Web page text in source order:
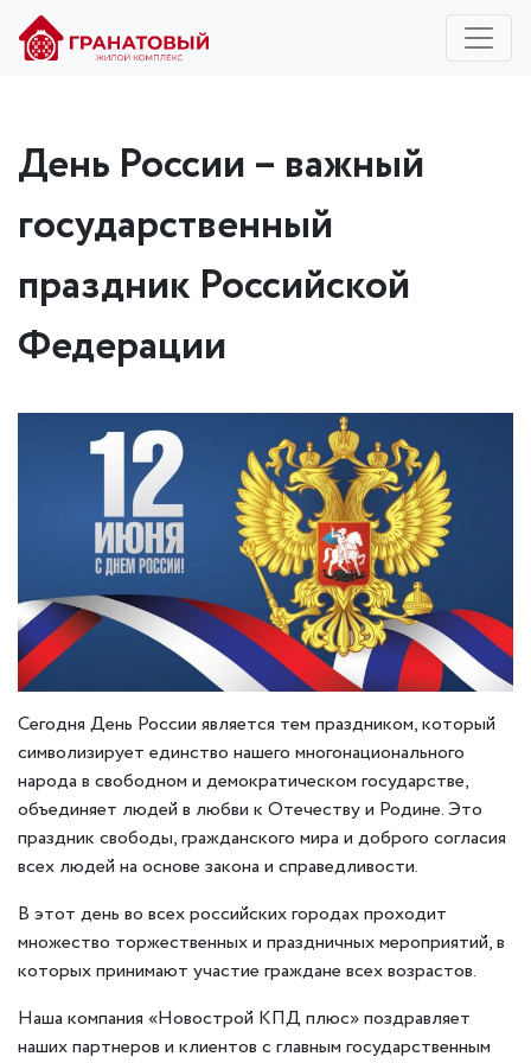
День России – важный
государственный
праздник Российской
Федерации
Сегодня День России является тем праздником, который
символизирует единство нашего многонационального
народа в свободном и демократическом государстве,
объединяет людей в любви к Отечеству и Родине. Это
праздник свободы, гражданского мира и доброго согласия
всех людей на основе закона и справедливости.
В этот день во всех российских городах проходит
множество торжественных и праздничных мероприятий, в
которых принимают участие граждане всех возрастов.
Наша компания «Новострой КПД плюс» поздравляет
наших партнеров и клиентов с главным государственным